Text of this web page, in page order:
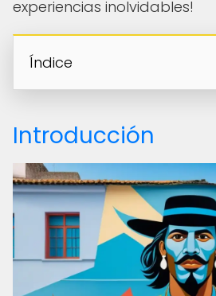
experiencias inolvidables!
Índice
Introducción